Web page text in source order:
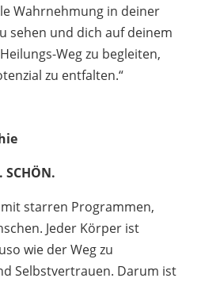
Wahrnehmung in deiner
sehen und dich auf deinem
Weg zu begleiten,
zu entfalten.“
SCHÖN.
starren Programmen,
Jeder Körper ist
wie der Weg zu
Selbstvertrauen. Darum ist